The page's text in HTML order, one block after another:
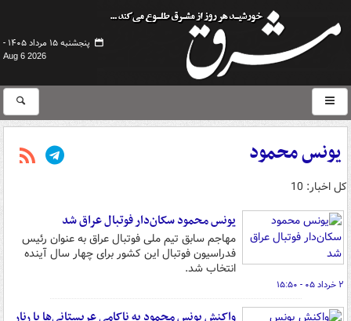
پنجشنبه ۱۵ مرداد ۱۴۰۵ -
Aug 6 2026
یونس محمود
کل اخبار: 10
یونس محمود سکان‌دار فوتبال عراق شد
مهاجم سابق تیم ملی فوتبال عراق به عنوان رئیس
فدراسیون فوتبال این کشور برای چهار سال آینده
انتخاب شد.
۲ خرداد ۰۵ - ۱۵:۵۰